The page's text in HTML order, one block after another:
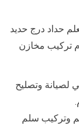
حداد درج حديد
تركيب مخازن
لصيانة وتصليح
وتركيب سلم